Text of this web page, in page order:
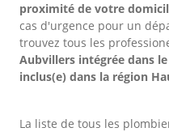
proximité de votre
cas d'urgence pour un
trouvez tous les
Aubvillers intégrée dans
inclus(e) dans la région
La liste de tous les